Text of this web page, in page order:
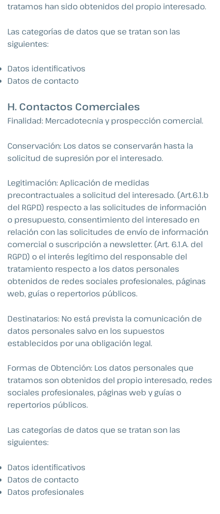
tratamos han sido obtenidos del propio interesado.
Las categorías de datos que se tratan son las
siguientes:
Datos identificativos
Datos de contacto
H. Contactos Comerciales
Finalidad: Mercadotecnia y prospección comercial.
Conservación: Los datos se conservarán hasta la
solicitud de supresión por el interesado.
Legitimación: Aplicación de medidas
precontractuales a solicitud del interesado. (Art.6.1.b
del RGPD) respecto a las solicitudes de información
o presupuesto, consentimiento del interesado en
relación con las solicitudes de envío de información
comercial o suscripción a newsletter. (Art. 6.1.A. del
RGPD) o el interés legítimo del responsable del
tratamiento respecto a los datos personales
obtenidos de redes sociales profesionales, páginas
web, guías o repertorios públicos.
Destinatarios: No está prevista la comunicación de
datos personales salvo en los supuestos
establecidos por una obligación legal.
Formas de Obtención: Los datos personales que
tratamos son obtenidos del propio interesado, redes
sociales profesionales, páginas web y guías o
repertorios públicos.
Las categorías de datos que se tratan son las
siguientes:
Datos identificativos
Datos de contacto
Datos profesionales